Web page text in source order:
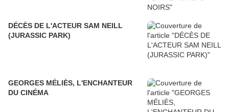
DÉCÈS DE L'ACTEUR SAM NEILL
(JURASSIC PARK)
GEORGES MÉLIÈS, L'ENCHANTEUR
DU CINÉMA